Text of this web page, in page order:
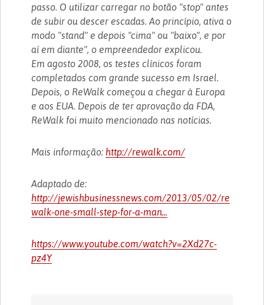
passo. O utilizar carregar no botão "stop" antes
de subir ou descer escadas. Ao princípio, ativa o
modo "stand" e depois "cima" ou "baixo", e por
aí em diante", o empreendedor explicou.
Em agosto 2008, os testes clínicos foram
completados com grande sucesso em Israel.
Depois, o ReWalk começou a chegar à Europa
e aos EUA. Depois de ter aprovação da FDA,
ReWalk foi muito mencionado nas notícias.
Mais informação: http://rewalk.com/
Adaptado de:
http://jewishbusinessnews.com/2013/05/02/re
walk-one-small-step-for-a-man...
https://www.youtube.com/watch?v=2Xd27c-
pz4Y